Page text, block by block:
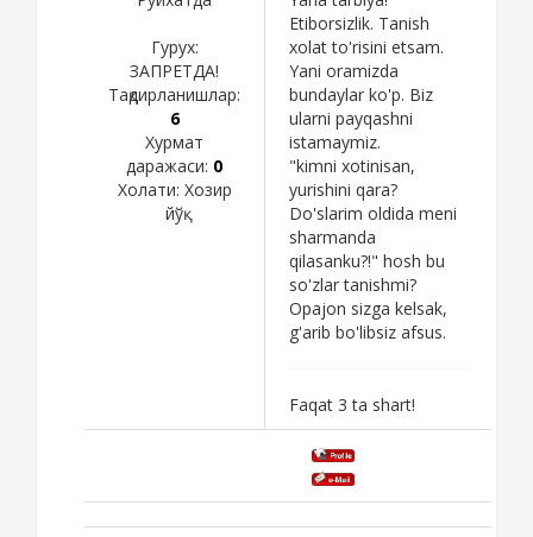
Гурух:
ЗАПРЕТДА!
Тақдирланишлар:
6
Хурмат
даражаси: 0
Холати: Хозир
йўқ
Etiborsizlik. Tanish
xolat to'risini etsam.
Yani oramizda
bundaylar ko'p. Biz
ularni payqashni
istamaymiz.
"kimni xotinisan,
yurishini qara?
Do'slarim oldida meni
sharmanda
qilasanku?!" hosh bu
so'zlar tanishmi?
Opajon sizga kelsak,
g'arib bo'libsiz afsus.
Faqat 3 ta shart!